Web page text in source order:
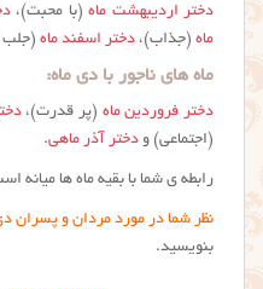
دختر اردیبهشت ماه(با محبت)،
ماه (جذاب)، دختر اسفند ماه (جلب
ماه های ناجور با دی ماه:
دختر فروردین ماه (پر قدرت)،
(اجتماعی) و دختر آذر ماهی.
رابطه ی شما با بقیه ماه ها میانه
نظر شما در مورد مردان و پسران
بنویسید.